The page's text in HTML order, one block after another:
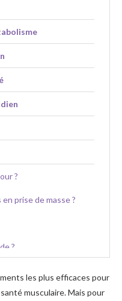
?
prise de masse ?
?
les plus efficaces pour
musculaire. Mais pour